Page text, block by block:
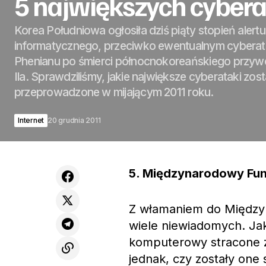
Korea Południowa ogłosiła dziś piąty stopień alertu
informatycznego, przeciwko ewentualnym
Phenianu po śmierci północnokoreańskiego
Ila. Sprawdziliśmy, jakie największe cyberataki
przeprowadzone w mijającym 2011 roku.
Internet 20 grudnia 2011
5. Międzynarodowy
Z włamaniem do
wiele niewiadomych.
komputerowy stracone
jednak, czy zostały